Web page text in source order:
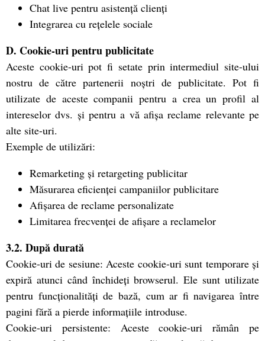
Chat live pentru asistență clienți
Integrarea cu rețelele sociale
D. Cookie-uri pentru publicitate
Aceste cookie-uri pot fi setate prin intermediul site-ului
nostru de către partenerii noștri de publicitate. Pot fi
utilizate de aceste companii pentru a crea un profil al
intereselor dvs. și pentru a vă afișa reclame relevante pe
alte site-uri.
Exemple de utilizări:
Remarketing și retargeting publicitar
Măsurarea eficienței campaniilor publicitare
Afișarea de reclame personalizate
Limitarea frecvenței de afișare a reclamelor
3.2. După durată
Cookie-uri de sesiune: Aceste cookie-uri sunt temporare și
expiră atunci când închideți browserul. Ele sunt utilizate
pentru funcționalități de bază, cum ar fi navigarea între
pagini fără a pierde informațiile introduse.
Cookie-uri persistente: Aceste cookie-uri rămân pe